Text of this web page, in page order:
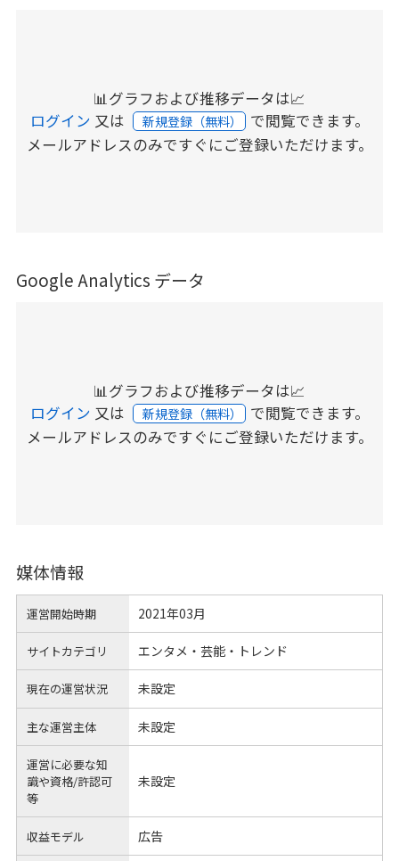
📊グラフおよび推移データは📈
ログイン 又は 新規登録（無料） で閲覧できます。
メールアドレスのみですぐにご登録いただけます。
Google Analytics データ
📊グラフおよび推移データは📈
ログイン 又は 新規登録（無料） で閲覧できます。
メールアドレスのみですぐにご登録いただけます。
媒体情報
運営開始時期 2021年03月
サイトカテゴリ エンタメ・芸能・トレンド
現在の運営状況 未設定
主な運営主体 未設定
運営に必要な知
識や資格/許認可
等
未設定
収益モデル 広告